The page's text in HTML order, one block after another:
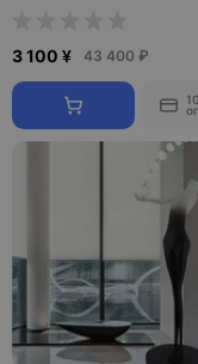
3 100 ¥ 43 400 ₽
10